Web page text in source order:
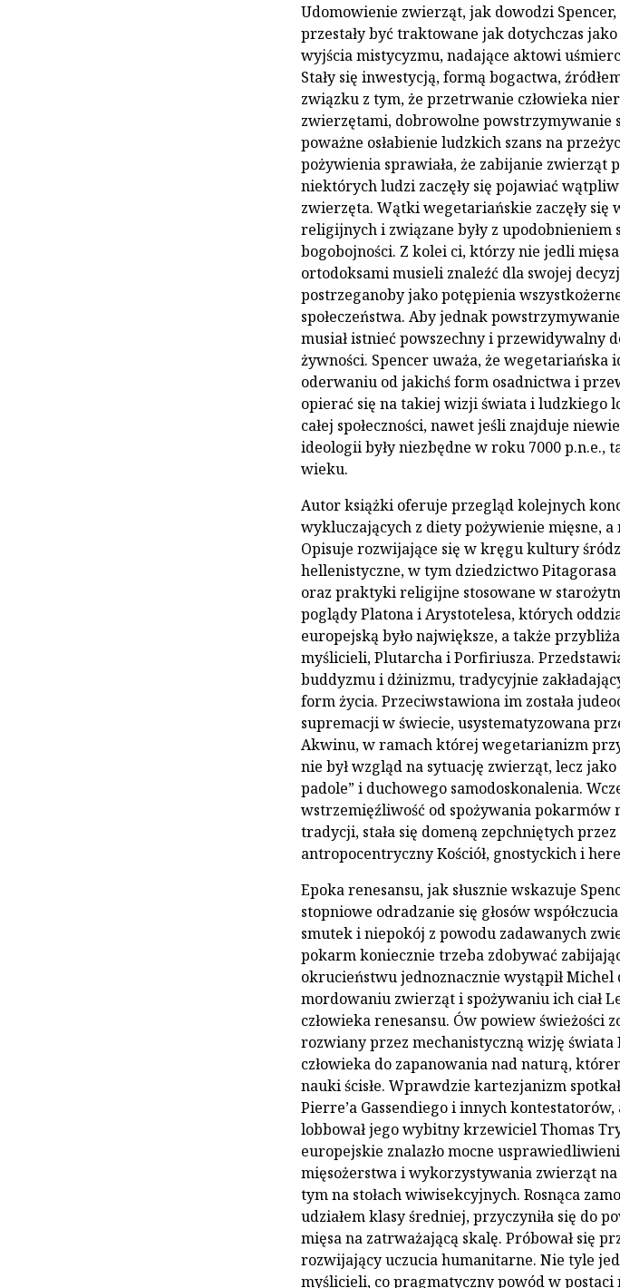
Udomowienie zwierząt, jak dowodzi Spencer,
przestały być traktowane jak dotychczas
wyjścia mistycyzmu, nadające aktowi
Stały się inwestycją, formą bogactwa,
związku z tym, że przetrwanie człowieka
zwierzętami, dobrowolne powstrzymywanie
poważne osłabienie ludzkich szans na
pożywienia sprawiała, że zabijanie zwierząt
niektórych ludzi zaczęły się pojawiać
zwierzęta. Wątki wegetariańskie zaczęły
religijnych i związane były z upodobnieniem
bogobojności. Z kolei ci, którzy nie jedli
ortodoksami musieli znaleźć dla swojej
postrzeganoby jako potępienia
społeczeństwa. Aby jednak
musiał istnieć powszechny i przewidywalny
żywności. Spencer uważa, że wegetariańska
oderwaniu od jakichś form osadnictwa i
opierać się na takiej wizji świata i ludzkiego
całej społeczności, nawet jeśli znajduje
ideologii były niezbędne w roku 7000 p.n.e.,
wieku.
Autor książki oferuje przegląd kolejnych
wykluczających z diety pożywienie mięsne,
Opisuje rozwijające się w kręgu kultury
hellenistyczne, w tym dziedzictwo
oraz praktyki religijne stosowane w
poglądy Platona i Arystotelesa, których
europejską było największe, a także
myślicieli, Plutarcha i Porfiriusza.
buddyzmu i dżinizmu, tradycyjnie
form życia. Przeciwstawiona im została
supremacji w świecie, usystematyzowana
Akwinu, w ramach której wegetarianizm
nie był wzgląd na sytuację zwierząt, lecz
padole” i duchowego samodoskonalenia.
wstrzemięźliwość od spożywania pokarmów
tradycji, stała się domeną zepchniętych
antropocentryczny Kościół, gnostyckich i
Epoka renesansu, jak słusznie wskazuje
stopniowe odradzanie się głosów
smutek i niepokój z powodu zadawanych
pokarm koniecznie trzeba zdobywać
okrucieństwu jednoznacznie wystąpił
mordowaniu zwierząt i spożywaniu ich ciał
człowieka renesansu. Ów powiew świeżości
rozwiany przez mechanistyczną wizję świata
człowieka do zapanowania nad naturą,
nauki ścisłe. Wprawdzie kartezjanizm
Pierre’a Gassendiego i innych
lobbował jego wybitny krzewiciel Thomas
europejskie znalazło mocne
mięsożerstwa i wykorzystywania zwierząt
tym na stołach wiwisekcyjnych. Rosnąca
udziałem klasy średniej, przyczyniła się do
mięsa na zatrważającą skalę. Próbował się
rozwijający uczucia humanitarne. Nie tyle
myślicieli, co pragmatyczny powód w